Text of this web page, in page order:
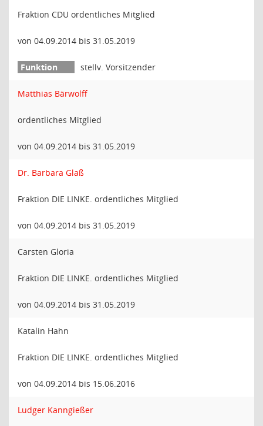
Fraktion CDU ordentliches Mitglied
von 04.09.2014 bis 31.05.2019
stellv. Vorsitzender
Matthias Bärwolff
ordentliches Mitglied
von 04.09.2014 bis 31.05.2019
Dr. Barbara Glaß
Fraktion DIE LINKE. ordentliches Mitglied
von 04.09.2014 bis 31.05.2019
Carsten Gloria
Fraktion DIE LINKE. ordentliches Mitglied
von 04.09.2014 bis 31.05.2019
Katalin Hahn
Fraktion DIE LINKE. ordentliches Mitglied
von 04.09.2014 bis 15.06.2016
Ludger Kanngießer